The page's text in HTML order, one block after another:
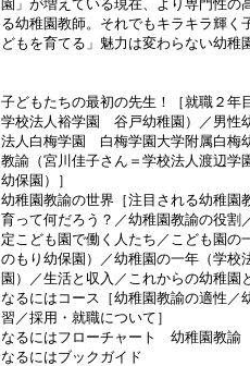
園」が増えている現在、より専門性の
る幼稚園教師。それでもキラキラ輝く
どもを育てる」魅力は変わらない幼稚
子どもたちの最初の先生！［就職２年
学校法人裕学園 谷戸幼稚園）／男性
法人白梅学園 白梅学園大学附属白梅
教諭（宮川佳子さん＝学校法人渡辺
幼保園）］
幼稚園教諭の世界［注目される幼稚園
育って何だろう？／幼稚園教諭の役割
定こども園で働く人たち／こども園の
のもり幼保園）／幼稚園の一年（学
園）／生活と収入／これからの幼稚園
なるにはコース［幼稚園教諭の適性／
習／採用・就職について］
なるにはフローチャート 幼稚園教諭
なるにはブックガイド